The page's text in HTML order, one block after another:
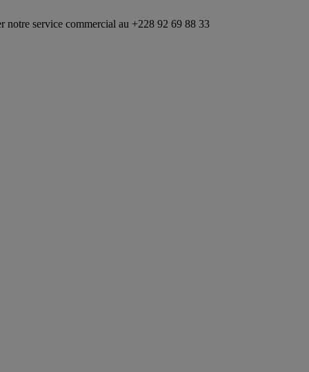
commercial au +228 92 69 88 33